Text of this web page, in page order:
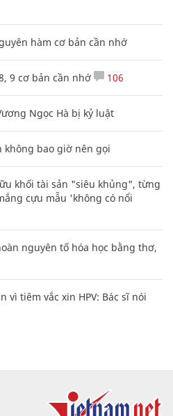
hàm cơ bản cần nhớ
9 cơ bản cần nhớ 106
Ngọc Hà bị kỷ luật
không bao giờ nên gọi
khối tài sản "siêu khủng", từng
cựu mẫu 'không có nổi
nguyên tố hóa học bằng thơ,
vì tiêm vắc xin HPV: Bác sĩ nói